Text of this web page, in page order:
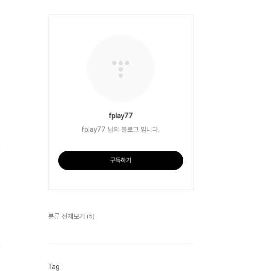
fplay77
fplay77 님의 블로그 입니다.
구독하기
분류 전체보기 (5)
Tag